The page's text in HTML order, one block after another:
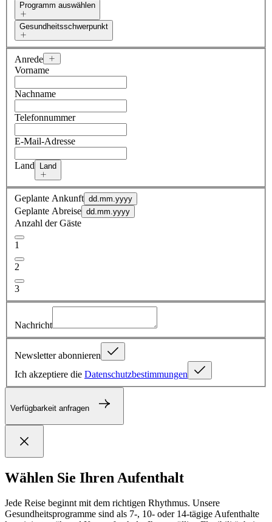
Programm auswählen
Gesundheitsschwerpunkt
Anrede
Vorname
Nachname
Telefonnummer
E-Mail-Adresse
Land Land
Geplante Ankunft dd.mm.yyyy
Geplante Abreise dd.mm.yyyy
Anzahl der Gäste
1
2
3
Nachricht
Newsletter abonnieren
Ich akzeptiere die Datenschutzbestimmungen
Verfügbarkeit anfragen
Wählen Sie Ihren Aufenthalt
Jede Reise beginnt mit dem richtigen Rhythmus. Unsere
Gesundheitsprogramme sind als 7-, 10- oder 14-tägige Aufenthalte